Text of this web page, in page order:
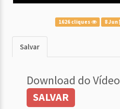
1626 cliques 8 Jun
Salvar
Download do Vídeo
SALVAR